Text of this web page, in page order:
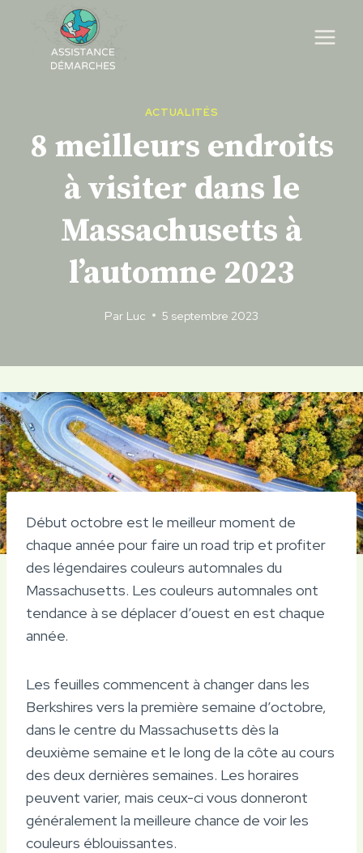
content
ACTUALITÉS
8 meilleurs endroits
à visiter dans le
Massachusetts à
l’automne 2023
Par Luc 5 septembre 2023
Début octobre est le meilleur moment de
chaque année pour faire un road trip et profiter
des légendaires couleurs automnales du
Massachusetts. Les couleurs automnales ont
tendance à se déplacer d’ouest en est chaque
année.
Les feuilles commencent à changer dans les
Berkshires vers la première semaine d’octobre,
dans le centre du Massachusetts dès la
deuxième semaine et le long de la côte au cours
des deux dernières semaines. Les horaires
peuvent varier, mais ceux-ci vous donneront
généralement la meilleure chance de voir les
couleurs éblouissantes.